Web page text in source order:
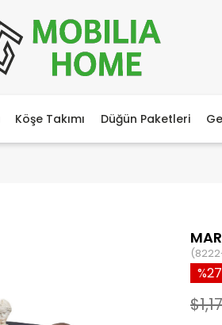
Köşe Takımı Düğün Paketleri
27